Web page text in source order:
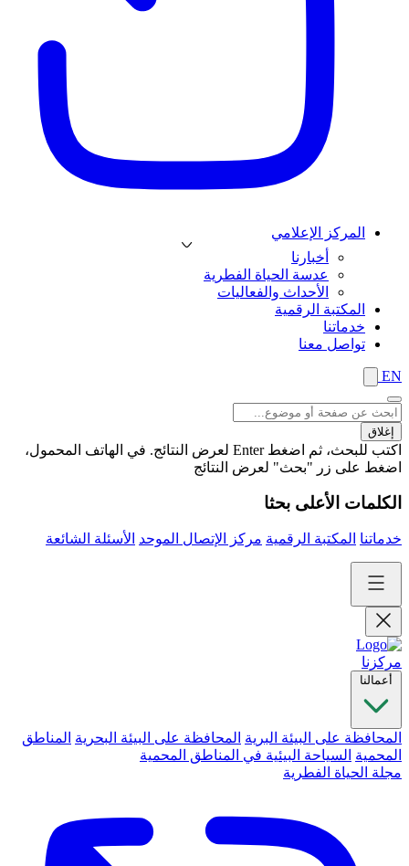
المركز الإعلامي
أخبارنا
عدسة الحياة الفطرية
الأحداث والفعاليات
المكتبة الرقمية
خدماتنا
تواصل معنا
EN
إغلاق
اكتب للبحث، ثم اضغط Enter لعرض النتائج. في الهاتف المحمول،
اضغط على زر "بحث" لعرض النتائج
الكلمات الأعلى بحثا
خدماتنا المكتبة الرقمية مركز الإتصال الموحد الأسئلة الشائعة
مركزنا
أعمالنا
المحافظة على البيئة البرية المحافظة على البيئة البحرية المناطق
المحمية السياحة البيئية في المناطق المحمية
مجلة الحياة الفطرية